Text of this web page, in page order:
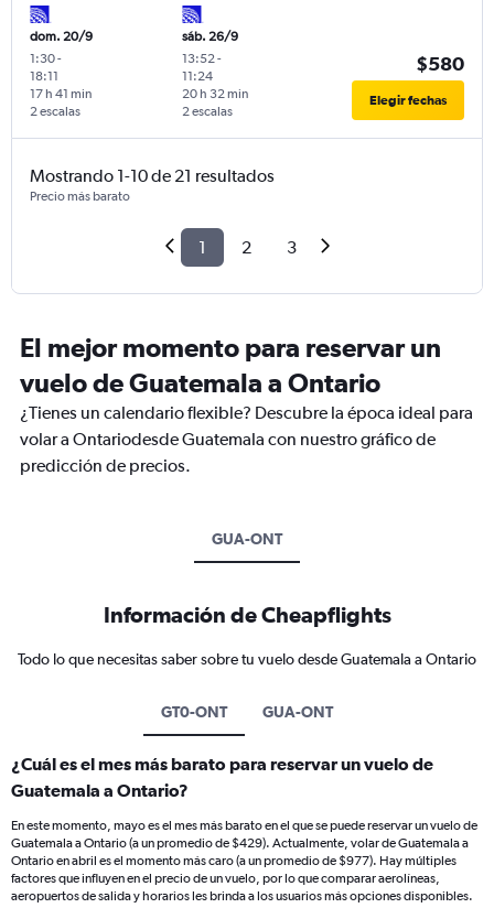
dom. 20/9
1:30-
18:11
2 escalas
17 h 41 min
sáb. 26/9
13:52-
11:24
2 escalas
20 h 32 min
$580
Elegir fechas
Mostrando 1-10 de 21 resultados
Precio más barato
1 2 3
El mejor momento para reservar un
vuelo de Guatemala a Ontario
¿Tienes un calendario flexible? Descubre la época ideal para
volar a Ontariodesde Guatemala con nuestro gráfico de
predicción de precios.
GUA-ONT
Información de Cheapflights
Todo lo que necesitas saber sobre tu vuelo desde Guatemala a Ontario
GT0-ONT GUA-ONT
¿Cuál es el mes más barato para reservar un vuelo de
Guatemala a Ontario?
En este momento, mayo es el mes más barato en el que se puede reservar un vuelo de
Guatemala a Ontario (a un promedio de $429). Actualmente, volar de Guatemala a
Ontario en abril es el momento más caro (a un promedio de $977). Hay múltiples
factores que influyen en el precio de un vuelo, por lo que comparar aerolíneas,
aeropuertos de salida y horarios les brinda a los usuarios más opciones disponibles.